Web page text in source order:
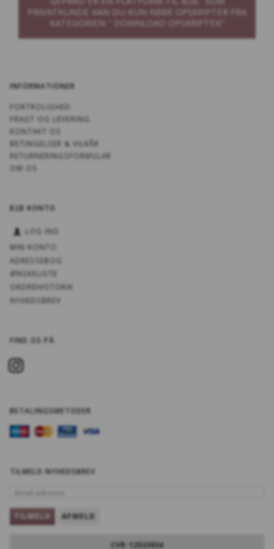
PRIVATKUNDE KAN DU KUN KØBE OPSKRIFTER FRA
KATEGORIEN " DOWNLOAD OPSKRIFTER"
INFORMATIONER
FORTROLIGHED
FRAGT OG LEVERING
KONTAKT OS
BETINGELSER & VILKÅR
RETURNERINGSFORMULAR
OM OS
B2B KONTO
LOG IND
MIN KONTO
ADRESSEBOG
ØNSKELISTE
ORDREHISTORIK
NYHEDSBREV
FIND OS PÅ
BETALINGSMETODER
TILMELD NYHEDSBREV
TILMELD AFMELD
CVR: 12533934